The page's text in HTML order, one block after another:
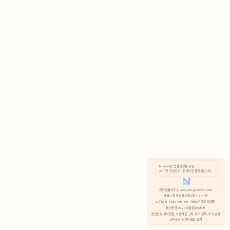
분석 쿠키 허용
Lawvot은 법률업무를 위한
AI 기반 자료조사 · 문서작성 플랫폼입니다.
안국법률사무소 www.anguklaw.com
서울시 종로구 율곡로2길 7, 304호
02)3210-3330 105-05-48527 대표 정희찬
통신판매 2024서울종로0248
개인정보 처리방침, 이용약관 고지, 쿠키 정책, 쿠키 설정
오픈소스 소프트웨어 공지